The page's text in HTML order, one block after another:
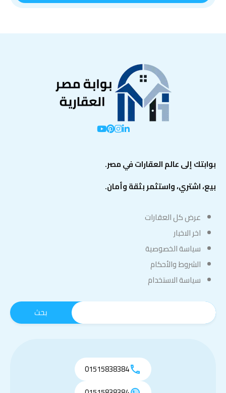
بوابتك إلى عالم العقارات في مصر.
بيع، اشتري، واستثمر بثقة وأمان.
عرض كل العقارات
اخر الاخبار
سياسة الخصوصية
الشروط والأحكام
سياسة الاستخدام
01515838384